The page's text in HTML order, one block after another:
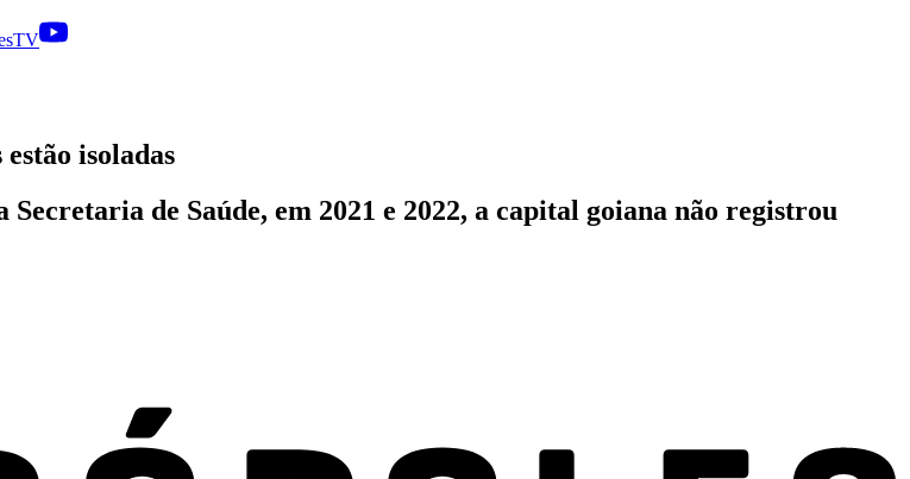
isoladas
de Saúde, em 2021 e 2022, a capital goiana não registrou